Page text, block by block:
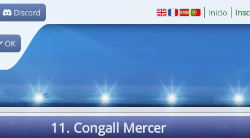
Discord
OK
Inicio
11. Congall Mercer